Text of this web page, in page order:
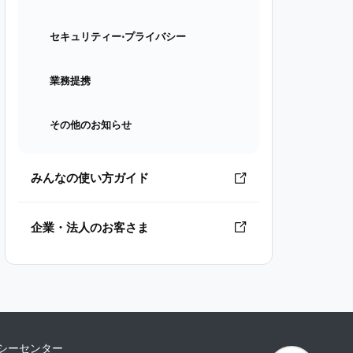
セキュリティー⋅プライバシー
業務提携
その他のお知らせ
みんなの使い方ガイド
企業・法人のお客さま
ーセンター